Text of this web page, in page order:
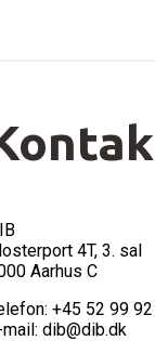
4T, 3. sal
Aarhus C
+45 52 99
mail: dib@dib.dk